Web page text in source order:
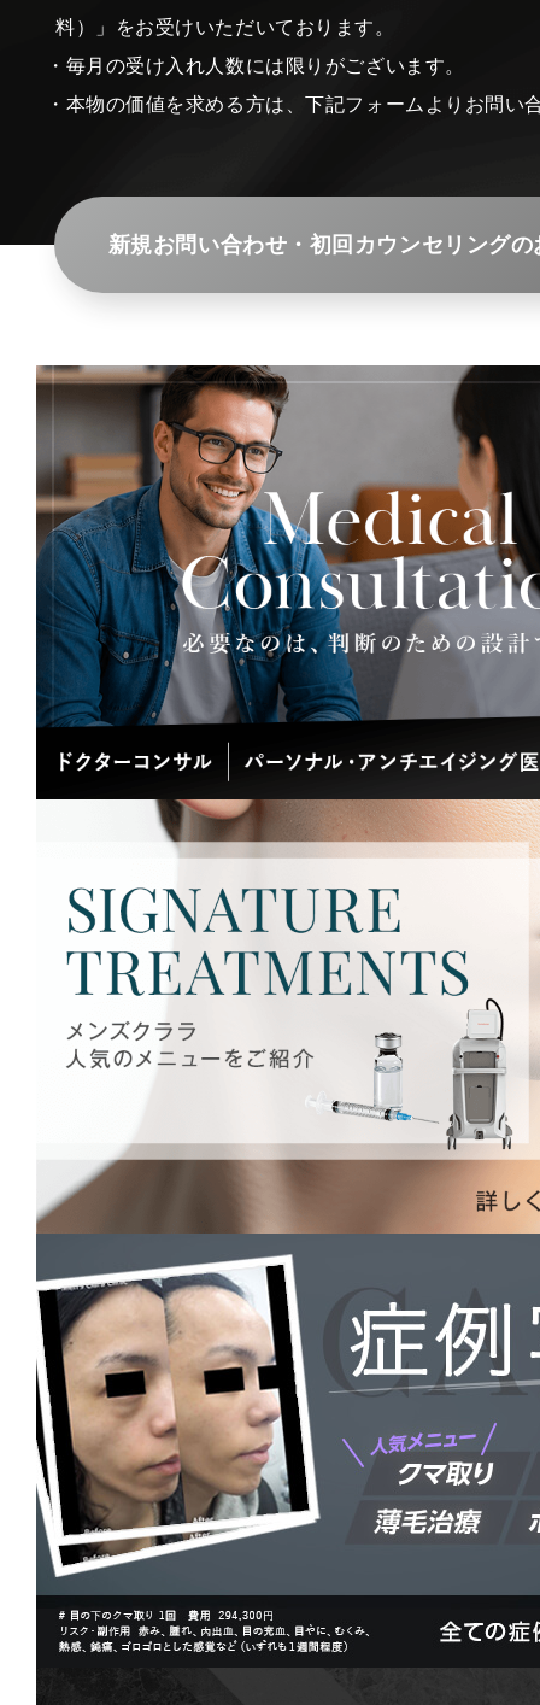
料）」をお受けいただいております。
・毎月の受け入れ人数には限りがございます。
・本物の価値を求める方は、下記フォームよりお問い
新規お問い合わせ・初回カウンセリングの